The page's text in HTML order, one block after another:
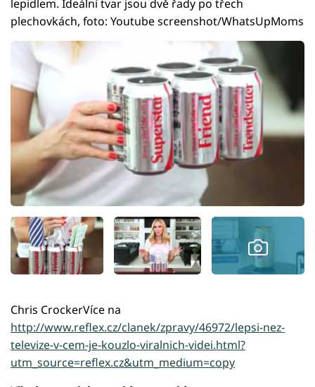
lepidlem. Ideální tvar jsou dvě řady po třech
plechovkách, foto: Youtube screenshot/WhatsUpMoms
Chris CrockerVíce na
http://www.reflex.cz/clanek/zpravy/46972/lepsi-nez-
televize-v-cem-je-kouzlo-viralnich-videi.html?
utm_source=reflex.cz&utm_medium=copy